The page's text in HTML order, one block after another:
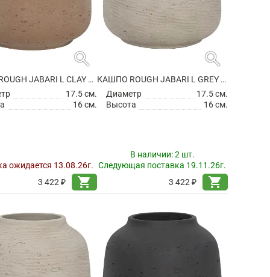
search
КАШПО ROUGH JABARI L CLAY WASHED
17.5 см.
16 см.
ожидается 13.08.26г.
3 422 ₽
shopping_cart
search
КАШПО ROUGH JABARI L GREY WASHED
Диаметр
17.5 см.
Высота
16 см.
В наличии:2 шт.
Следующая поставка 19.11.26г.
3 422 ₽
shopping_cart